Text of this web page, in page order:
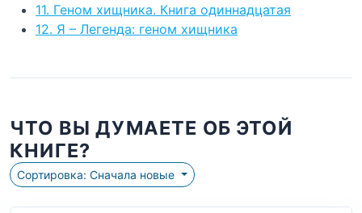
11. Геном хищника. Книга одиннадцатая
12. Я – Легенда: геном хищника
ЧТО ВЫ ДУМАЕТЕ ОБ ЭТОЙ
КНИГЕ?
Сортировка: Сначала новые